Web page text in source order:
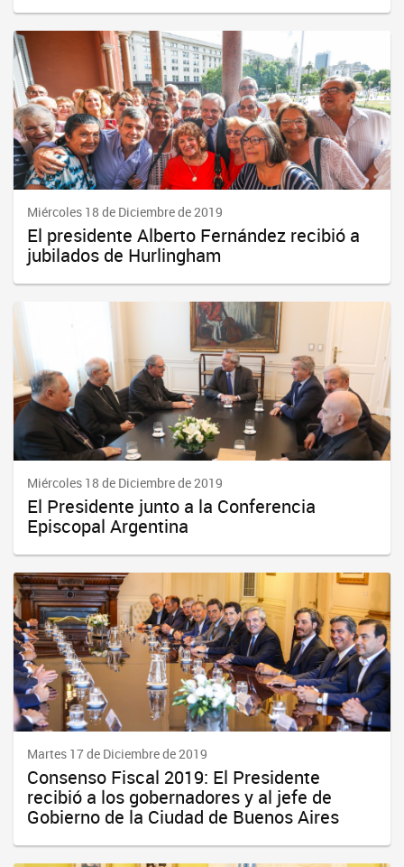
Miércoles 18 de Diciembre de 2019
El presidente Alberto Fernández recibió a
jubilados de Hurlingham
Miércoles 18 de Diciembre de 2019
El Presidente junto a la Conferencia
Episcopal Argentina
Martes 17 de Diciembre de 2019
Consenso Fiscal 2019: El Presidente
recibió a los gobernadores y al jefe de
Gobierno de la Ciudad de Buenos Aires